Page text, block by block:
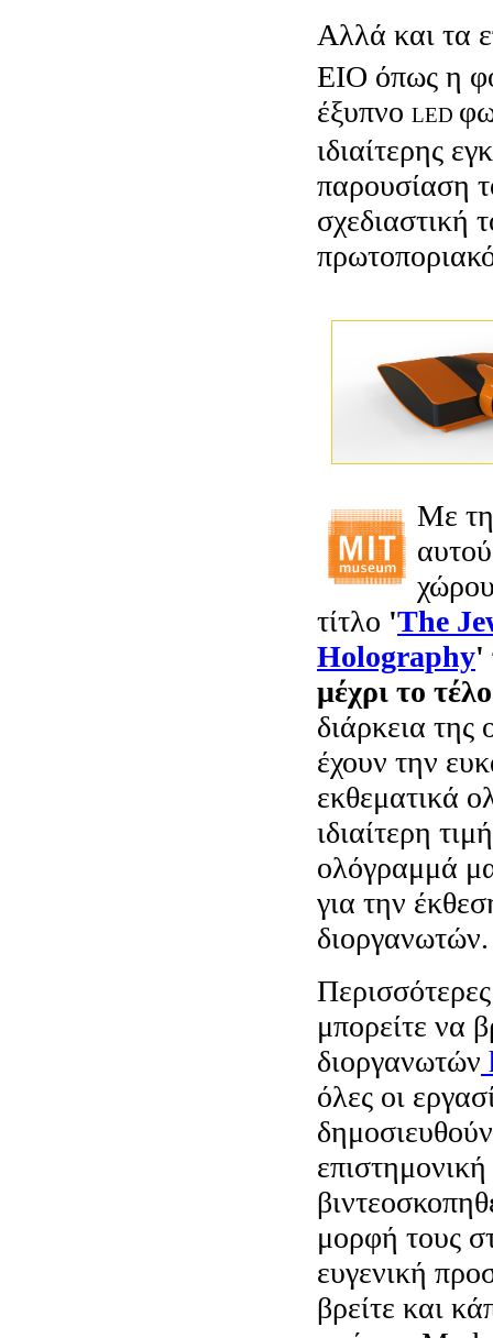
Αλλά και τα
ΕΙΟ όπως η
έξυπνο LED
ιδιαίτερης
παρουσίαση
σχεδιαστική
Με
τίτλο 'The
Holography'
μέχρι το
διάρκεια της
έχουν την
εκθεματικά
ιδιαίτερη
ολόγραμμά
για την
διοργανωτών.
μπορείτε να
διοργανωτών
όλες οι
μορφή τους
ευγενική
βρείτε και